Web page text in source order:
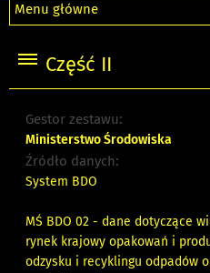
Menu główne
Część II
Gestor zestawu:
Ministerstwo Środowiska
Źródło danych:
System BDO
MŚ BDO 02 - dane dotyczące
rynek krajowy opakowań i
odzysku i recyklingu odpadów